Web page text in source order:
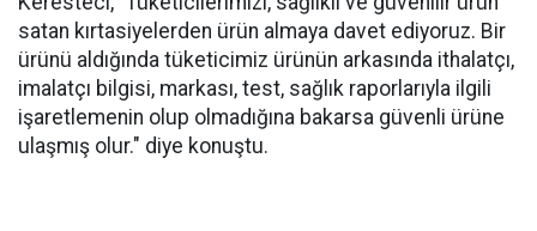
satan kırtasiyelerden ürün almaya davet ediyoruz. Bir
ürünü aldığında tüketicimiz ürünün arkasında ithalatçı,
imalatçı bilgisi, markası, test, sağlık raporlarıyla ilgili
işaretlemenin olup olmadığına bakarsa güvenli ürüne
ulaşmış olur." diye konuştu.